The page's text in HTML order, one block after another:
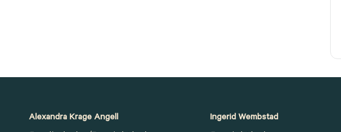
Alexandra Krage Angell Ingerid Wembstad